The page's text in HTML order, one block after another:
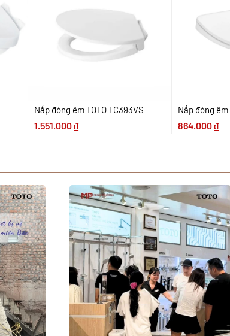
Nắp đóng êm TOTO TC393VS
1.551.000₫
Nắp đóng êm
864.000₫